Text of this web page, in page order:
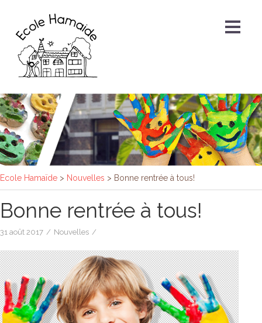
Ecole Hamaïde > Nouvelles > Bonne rentrée à tous!
Bonne rentrée à tous!
31 août 2017 / Nouvelles /